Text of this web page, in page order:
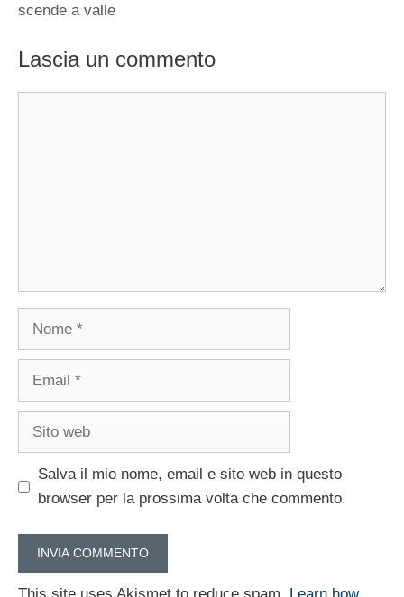
scende a valle
Lascia un commento
Nome
Email
Sito
Salva il mio nome, email e sito web in questo
browser per la prossima volta che commento.
This site uses Akismet to reduce spam. Learn how